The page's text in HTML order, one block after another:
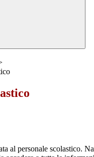
al personale scolastico.